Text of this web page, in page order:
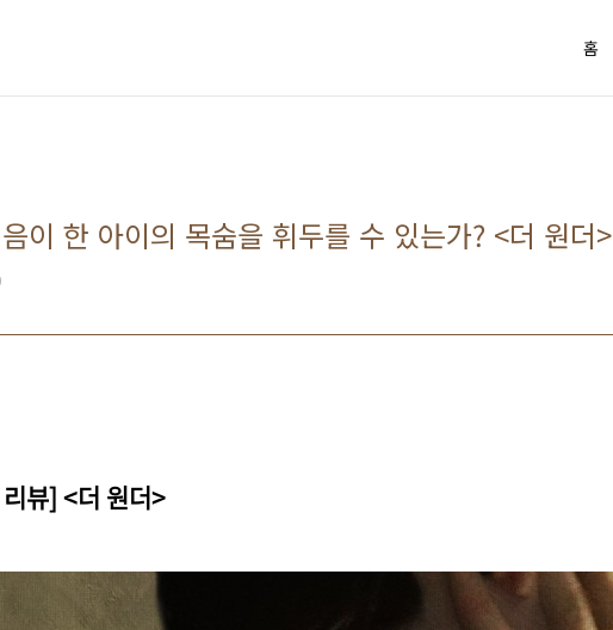
홈
이 한 아이의 목숨을 휘두를 수 있는가? <더 원더>
뷰] <더 원더>